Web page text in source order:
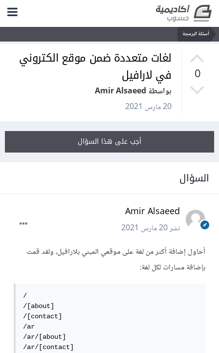
أسئلة البرمجة
0
لغات متعددة ضمن موقع الكتروني
في لارافيل
بواسطة Amir Alsaeed
20 مارس 2021
أجب على هذا السؤال
السؤال
Amir Alsaeed
نشر20 مارس 2021
أحاول إضافة أكثر من لغة على موقعي المبني بلارافيل، ولقد قمت
بإضافة مسارات لكل لغة:
/
/[about]
/[contact]
/ar
/ar/[about]
/ar/[contact]